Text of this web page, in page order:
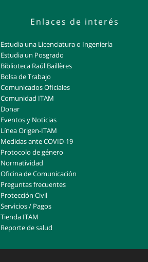
Enlaces de interés
Estudia una Licenciatura o Ingeniería
Estudia un Posgrado
Biblioteca Raúl Baillères
Bolsa de Trabajo
Comunicados Oficiales
Comunidad ITAM
Donar
Eventos y Noticias
Línea Origen-ITAM
Medidas ante COVID-19
Protocolo de género
Normatividad
Oficina de Comunicación
Preguntas frecuentes
Protección Civil
Servicios / Pagos
Tienda ITAM
Reporte de salud